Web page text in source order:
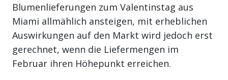
Blumenlieferungen zum Valentinstag aus
Miami allmählich ansteigen, mit erheblichen
Auswirkungen auf den Markt wird jedoch erst
gerechnet, wenn die Liefermengen im
Februar ihren Höhepunkt erreichen.